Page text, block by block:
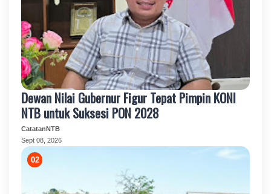
Dewan Nilai Gubernur Figur Tepat Pimpin KONI
NTB untuk Suksesi PON 2028
CatatanNTB
Sept 08, 2026